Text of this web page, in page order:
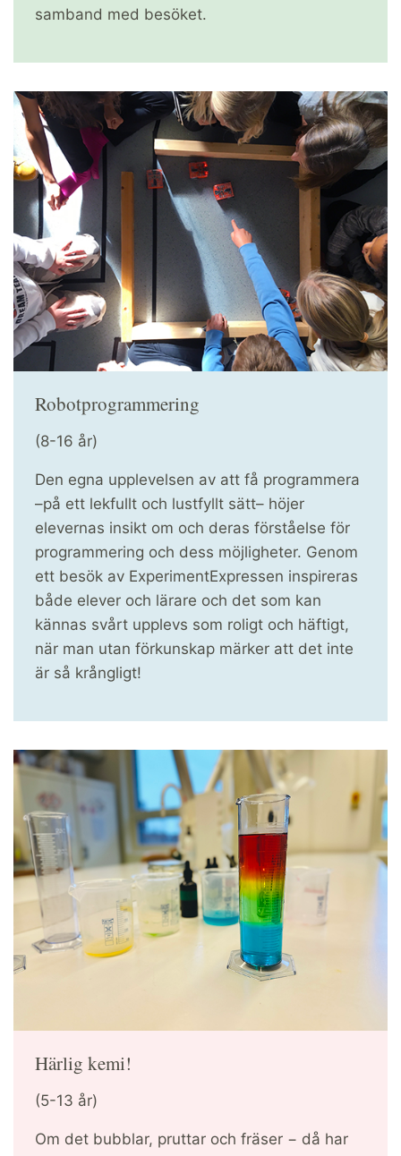
samband med besöket.
Robotprogrammering
(8-16 år)
Den egna upplevelsen av att få programmera
–på ett lekfullt och lustfyllt sätt– höjer
elevernas insikt om och deras förståelse för
programmering och dess möjligheter. Genom
ett besök av ExperimentExpressen inspireras
både elever och lärare och det som kan
kännas svårt upplevs som roligt och häftigt,
när man utan förkunskap märker att det inte
är så krångligt!
Härlig kemi!
(5-13 år)
Om det bubblar, pruttar och fräser − då har